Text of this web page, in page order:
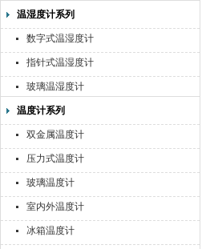
温湿度计系列
数字式温湿度计
指针式温湿度计
玻璃温湿度计
温度计系列
双金属温度计
压力式温度计
玻璃温度计
室内外温度计
冰箱温度计